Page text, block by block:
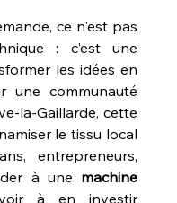
ce n'est pas
: c’est une
les idées en
une communauté
cette
le tissu local
entrepreneurs,
à une machine
à en investir